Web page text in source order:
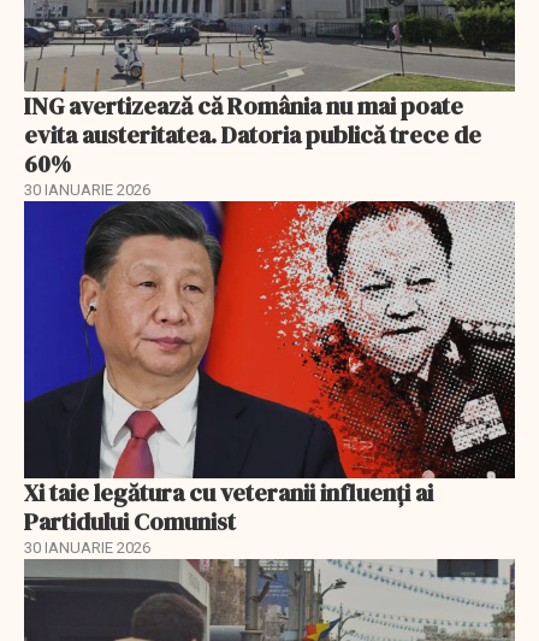
ING avertizează că România nu mai poate
evita austeritatea. Datoria publică trece de
60%
30 IANUARIE 2026
Xi taie legătura cu veteranii influenți ai
Partidului Comunist
30 IANUARIE 2026